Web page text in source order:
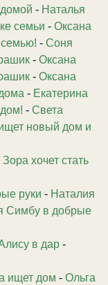
- Наталья
семьи - Оксана
- Соня
- Оксана
- Оксана
- Екатерина
- Света
новый дом и
хочет стать
руки - Наталия
Симбу в добрые
в дар -
ищет дом - Ольга